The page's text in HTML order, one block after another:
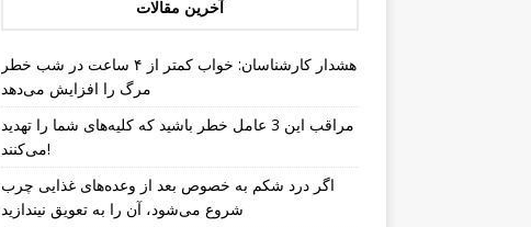
آخرین مقالات
هشدار کارشناسان: خواب کمتر از ۴ ساعت در شب خطر
مرگ را افزایش می‌دهد
مراقب این 3 عامل خطر باشید که کلیه‌های شما را تهدید
می‌کنند!
اگر درد شکم به خصوص بعد از وعده‌های غذایی چرب
شروع می‌شود، آن را به تعویق نیندازید